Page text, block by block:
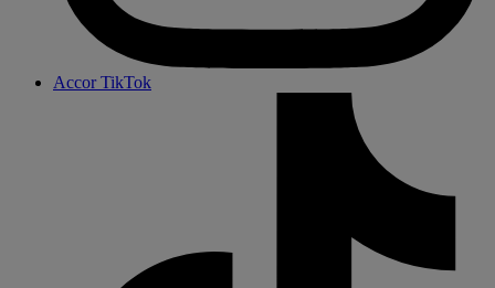
Accor TikTok